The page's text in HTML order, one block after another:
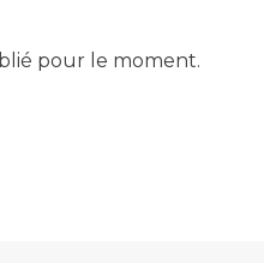
pour le moment.